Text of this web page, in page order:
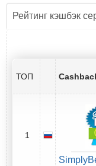
Рейтинг кэшбэк
ТОП
1